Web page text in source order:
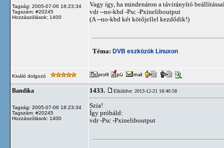
Tagság: 2005-07-06 18:23:34
Tagszám: #20245
Hozzászólások: 1400
Vagy így, ha mindenáron a távirányító
vdr --no-kbd -Psc -Pxineliboutput
(A --no-kbd két kötőjellel kezdődik!)
Téma: DVB eszközök Linuxon
Kiváló dolgozó
Bandika
Tagság: 2005-07-06 18:23:34
Tagszám: #20245
Hozzászólások: 1400
1433. Elküldve: 2013-12-21 18:40:58
Szia!
Így próbáld:
vdr -Psc -Pxineliboutput